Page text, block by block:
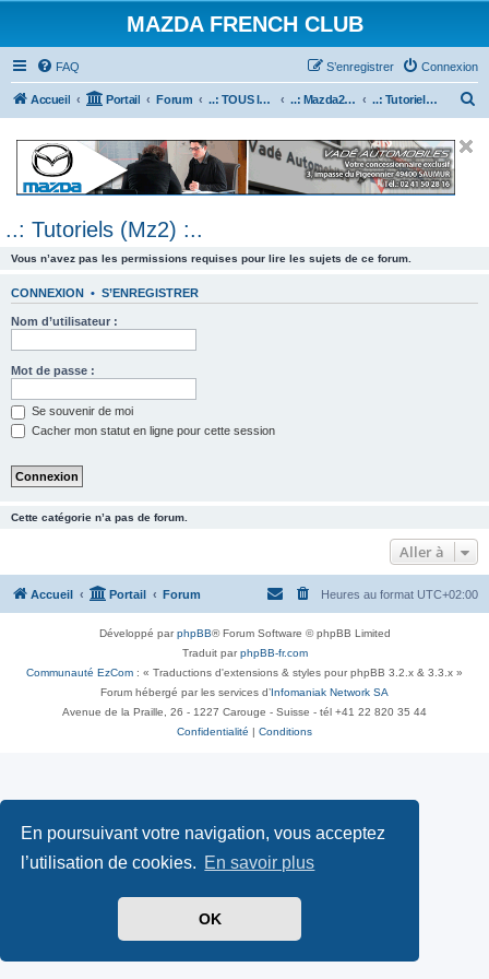
En poursuivant votre navigation, vous acceptez
l’utilisation de cookies. En savoir plus
OK
MAZDA FRENCH CLUB
FAQ Connexion
S’enregistrer
Accueil Portail Forum ..: TOUS les Véhicules MAZDA :.. ..: Mazda2 :.. ..: Tutoriels (Mz2) :..
e
..: Tutoriels (Mz2) :..
Vous n’avez pas les permissions requises pour lire les sujets de ce forum.
CONNEXION • S’ENREGISTRER
Nom d’utilisateur :
Mot de passe :
Se souvenir de moi
Cacher mon statut en ligne pour cette session
Cette catégorie n’a pas de forum.
Aller à
Accueil Portail Forum Heures au format UTC+02:00
Développé parphpBB® Forum Software © phpBB Limited
Traduit parphpBB-fr.com
Communauté EzCom : « Traductions d'extensions & styles pour phpBB 3.2.x & 3.3.x »
Forum hébergé par les services d’ Infomaniak Network SA
Avenue de la Praille, 26 - 1227 Carouge - Suisse - tél +41 22 820 35 44
Confidentialité
Conditions